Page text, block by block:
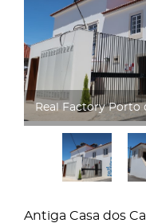
Real Factory
Antiga Casa dos